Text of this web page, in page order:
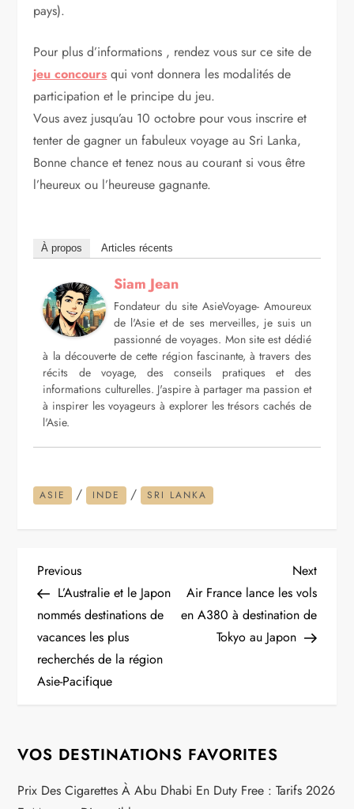
pays).
Pour plus d’informations , rendez vous sur ce site de
jeu concours qui vont donnera les modalités de
participation et le principe du jeu.
Vous avez jusqu’au 10 octobre pour vous inscrire et
tenter de gagner un fabuleux voyage au Sri Lanka,
Bonne chance et tenez nous au courant si vous être
l’heureux ou l’heureuse gagnante.
À propos Articles récents
Siam Jean
Fondateur du site AsieVoyage- Amoureux
de l'Asie et de ses merveilles, je suis un
passionné de voyages. Mon site est dédié
à la découverte de cette région fascinante, à travers des
récits de voyage, des conseils pratiques et des
informations culturelles. J'aspire à partager ma passion et
à inspirer les voyageurs à explorer les trésors cachés de
l'Asie.
ASIE / INDE / SRI LANKA
N
a
v
i
a
t
Previous
Post
Previous
L’Australie et le Japon
nommés destinations de
vacances les plus
recherchés de la région
Asie-Pacifique
Next
Post
Next
Air France lance les vols
en A380 à destination de
Tokyo au Japon
VOS DESTINATIONS FAVORITES
Prix Des Cigarettes À Abu Dhabi En Duty Free : Tarifs 2026